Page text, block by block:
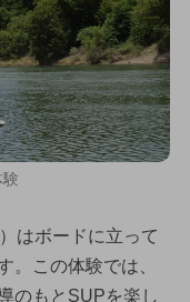
はボードに立って
。この体験では、
のもとSUPを楽し